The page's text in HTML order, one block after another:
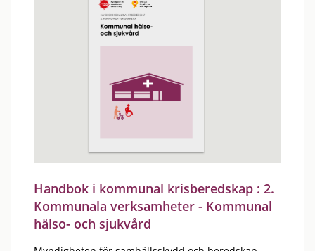
Handbok i kommunal krisberedskap : 2.
Kommunala verksamheter - Kommunal
hälso- och sjukvård